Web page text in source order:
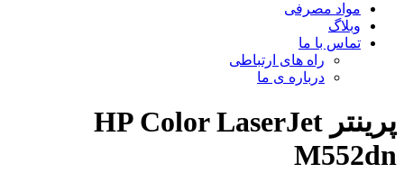
مواد مصرفی
وبلاگ
تماس با ما
راه های ارتباطی
درباره ی ما
پرینتر HP Color LaserJet
M552dn